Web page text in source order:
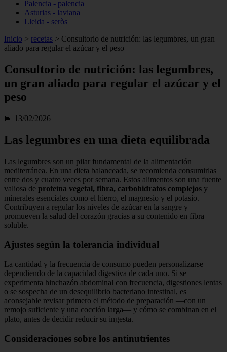
Palencia - palencia
Asturias - laviana
Lleida - seròs
Inicio > recetas > Consultorio de nutrición: las legumbres, un gran
aliado para regular el azúcar y el peso
Consultorio de nutrición: las legumbres,
un gran aliado para regular el azúcar y el
peso
📅 13/02/2026
Las legumbres en una dieta equilibrada
Las legumbres son un pilar fundamental de la alimentación
mediterránea. En una dieta balanceada, se recomienda consumirlas
entre dos y cuatro veces por semana. Estos alimentos son una fuente
valiosa de proteína vegetal, fibra, carbohidratos complejos y
minerales esenciales como el hierro, el magnesio y el potasio.
Contribuyen a regular los niveles de azúcar en la sangre y
promueven la salud del corazón gracias a su contenido en fibra
soluble.
Ajustes según la tolerancia individual
La cantidad y la frecuencia de consumo pueden personalizarse
dependiendo de la capacidad digestiva de cada uno. Si se
experimenta hinchazón abdominal con frecuencia, digestiones lentas
o se sospecha de un desequilibrio bacteriano intestinal, es
aconsejable revisar primero el método de preparación —con un
remojo suficiente y una cocción larga— y cómo se combinan en el
plato, antes de decidir reducir su ingesta.
Consideraciones sobre los antinutrientes